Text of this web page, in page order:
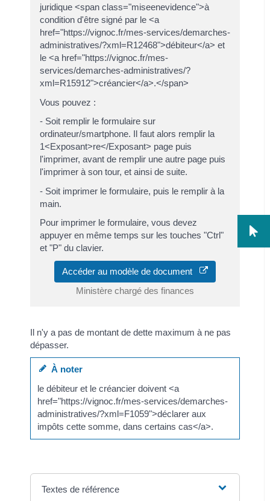
juridique <span class="miseenevidence">à
condition d'être signé par le <a
href="https://vignoc.fr/mes-services/demarches-
administratives/?xml=R12468">débiteur</a> et
le <a href="https://vignoc.fr/mes-
services/demarches-administratives/?
xml=R15912">créancier</a>.</span>
Vous pouvez :
- Soit remplir le formulaire sur
ordinateur/smartphone. Il faut alors remplir la
1<Exposant>re</Exposant> page puis
l'imprimer, avant de remplir une autre page puis
l'imprimer à son tour, et ainsi de suite.
- Soit imprimer le formulaire, puis le remplir à la
main.
Pour imprimer le formulaire, vous devez
appuyer en même temps sur les touches "Ctrl"
et "P" du clavier.
Accéder au modèle de document
Ministère chargé des finances
Il n'y a pas de montant de dette maximum à ne pas
dépasser.
À noter
le débiteur et le créancier doivent <a
href="https://vignoc.fr/mes-services/demarches-
administratives/?xml=F1059">déclarer aux
impôts cette somme, dans certains cas</a>.
Textes de référence